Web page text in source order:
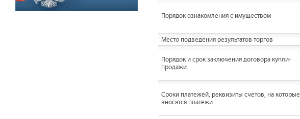
Порядок ознакомления с имуществом
Место подведения результатов торгов
Порядок и срок заключения договора купли-
продажи
Сроки платежей, реквизиты счетов, на которые
вносятся платежи